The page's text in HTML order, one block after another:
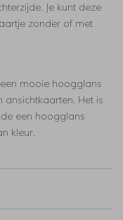
Je kunt deze
zonder of met
mooie hoogglans
Het is
een hoogglans
kleur.